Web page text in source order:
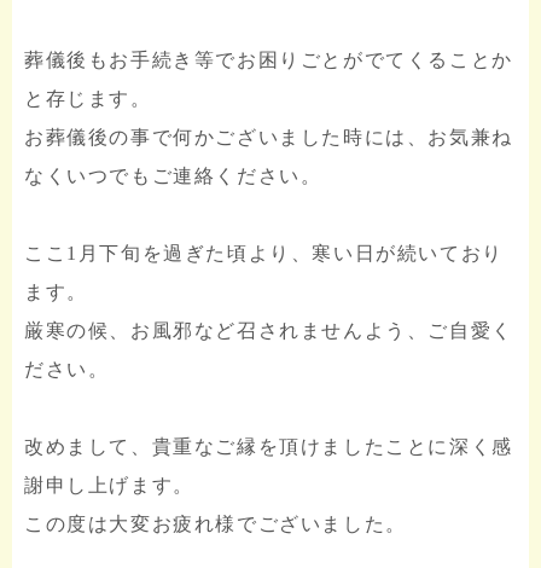
葬儀後もお手続き等でお困りごとがでてくることか
と存じます。
お葬儀後の事で何かございました時には、お気兼ね
なくいつでもご連絡ください。
ここ1月下旬を過ぎた頃より、寒い日が続いており
ます。
厳寒の候、お風邪など召されませんよう、ご自愛く
ださい。
改めまして、貴重なご縁を頂けましたことに深く感
謝申し上げます。
この度は大変お疲れ様でございました。